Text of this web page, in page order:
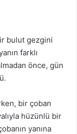
bulut gezgini
farklı
önce, gün
bir çoban
hüzünlü bir
yanına